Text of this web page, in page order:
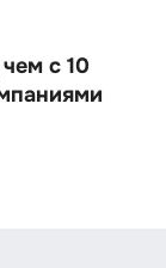
с 10